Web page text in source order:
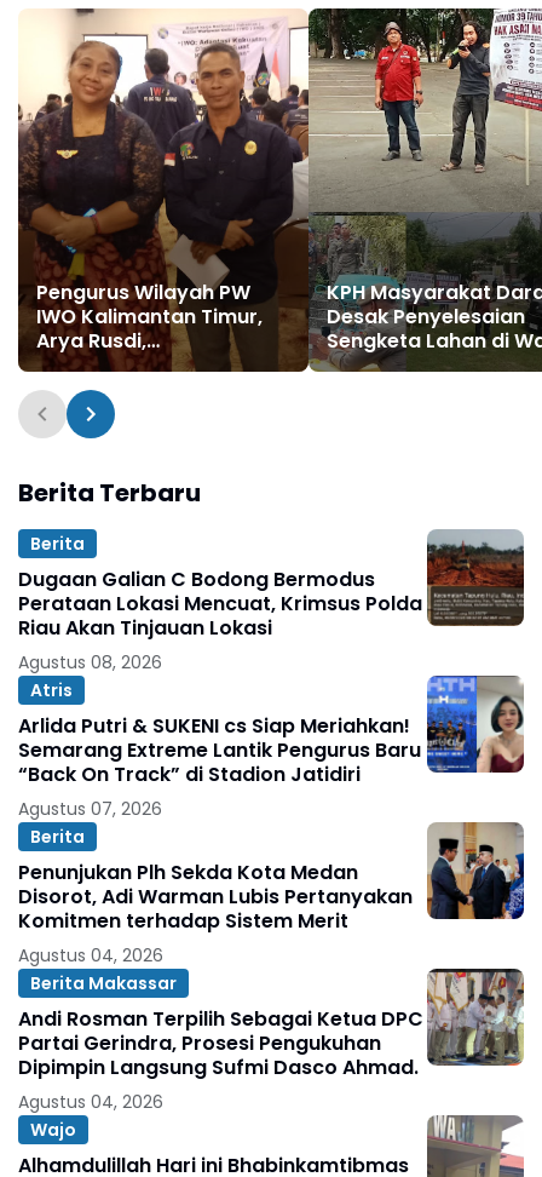
Pengurus Wilayah PW
IWO Kalimantan Timur,
Arya Rusdi,
Mengucapkan Terima
Kasih kepada Sekjen Ibu
Lia Natalia
KPH Masyarakat
Desak Penyelesaian
Sengketa Lahan di
DPRD Janji Tindak
Berita Terbaru
Berita
Dugaan Galian C Bodong Bermodus
Perataan Lokasi Mencuat, Krimsus Polda
Riau Akan Tinjauan Lokasi
Agustus 08, 2026
Atris
Arlida Putri & SUKENI cs Siap Meriahkan!
Semarang Extreme Lantik Pengurus Baru
“Back On Track” di Stadion Jatidiri
Agustus 07, 2026
Berita
Penunjukan Plh Sekda Kota Medan
Disorot, Adi Warman Lubis Pertanyakan
Komitmen terhadap Sistem Merit
Agustus 04, 2026
Berita Makassar
Andi Rosman Terpilih Sebagai Ketua DPC
Partai Gerindra, Prosesi Pengukuhan
Dipimpin Langsung Sufmi Dasco Ahmad.
Agustus 04, 2026
Wajo
Alhamdulillah Hari ini Bhabinkamtibmas